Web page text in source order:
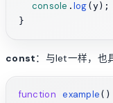
console . log (y);
const：与let一样，也
function example (